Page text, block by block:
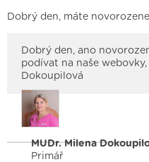
Dobrý den, máte
Dobrý den, ano
podívat na naše
Dokoupilová
MUDr. Milena
Primář